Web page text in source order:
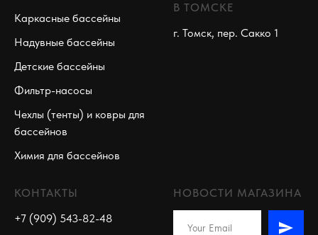
Каркасные бассейны
Надувные бассейны
Детские бассейны
Фильтр-насосы
Чехлы (тенты) и ковры для
бассейнов
Химия для бассейнов
В ТОМСКЕ
г. Томск, пер. Сакко 1
КОНТАКТЫ
+7 (909) 543-82-48
НОВОСТИ МАГАЗИНА